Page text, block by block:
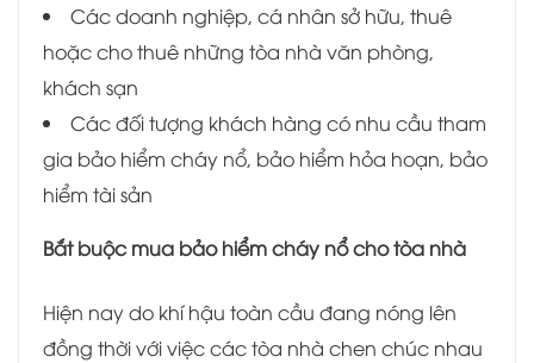
Các doanh nghiệp, cá nhân sở hữu, thuê
hoặc cho thuê những tòa nhà văn phòng,
khách sạn
Các đối tượng khách hàng có nhu cầu tham
gia bảo hiểm cháy nổ, bảo hiểm hỏa hoạn, bảo
hiểm tài sản
Bắt buộc mua bảo hiểm cháy nổ cho tòa nhà
Hiện nay do khí hậu toàn cầu đang nóng lên
đồng thời với việc các tòa nhà chen chúc nhau